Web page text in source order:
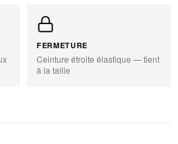
FERMETURE
Ceinture étroite élastique — tient
à la taille